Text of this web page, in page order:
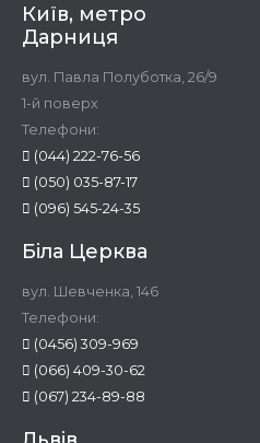
Київ, метро
Дарниця
вул. Павла Полуботка, 26/9
1-й поверх
Телефони:
(044) 222-76-56
(050) 035-87-17
(096) 545-24-35
Біла Церква
вул. Шевченка, 146
Телефони:
(0456) 309-969
(066) 409-30-62
(067) 234-89-88